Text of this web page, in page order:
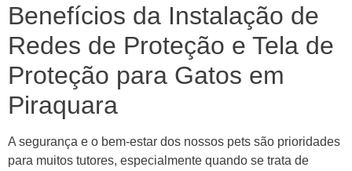
Benefícios da Instalação de
Redes de Proteção e Tela de
Proteção para Gatos em
Piraquara
A segurança e o bem-estar dos nossos pets são prioridades
para muitos tutores, especialmente quando se trata de